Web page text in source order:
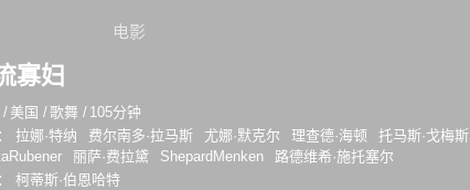
电影
寡妇
/ 美国 /歌舞 / 105分钟
拉娜·特纳 费尔南多·拉马斯 尤娜·默克尔 理查德·海顿 托马斯·戈梅斯
丽萨·费拉黛 ShepardMenken
路德维希·施托塞尔
柯蒂斯·伯恩哈特